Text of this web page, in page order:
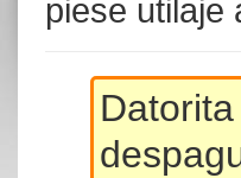
piese utilaje